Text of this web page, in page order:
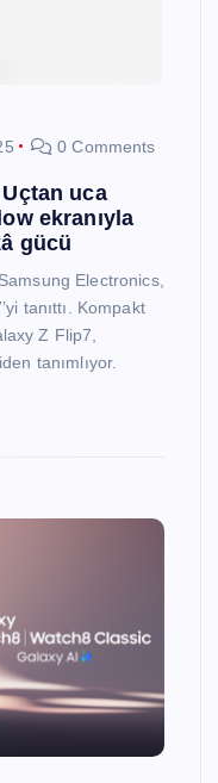
0 Comments
uca
ekranıyla
gücü
Electronics,
tanıttı. Kompakt
Z Flip7,
tanımlıyor.